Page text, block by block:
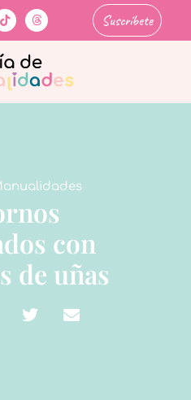
Suscríbete
con
de uñas